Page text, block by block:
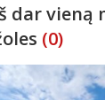
dar vieną
(0)